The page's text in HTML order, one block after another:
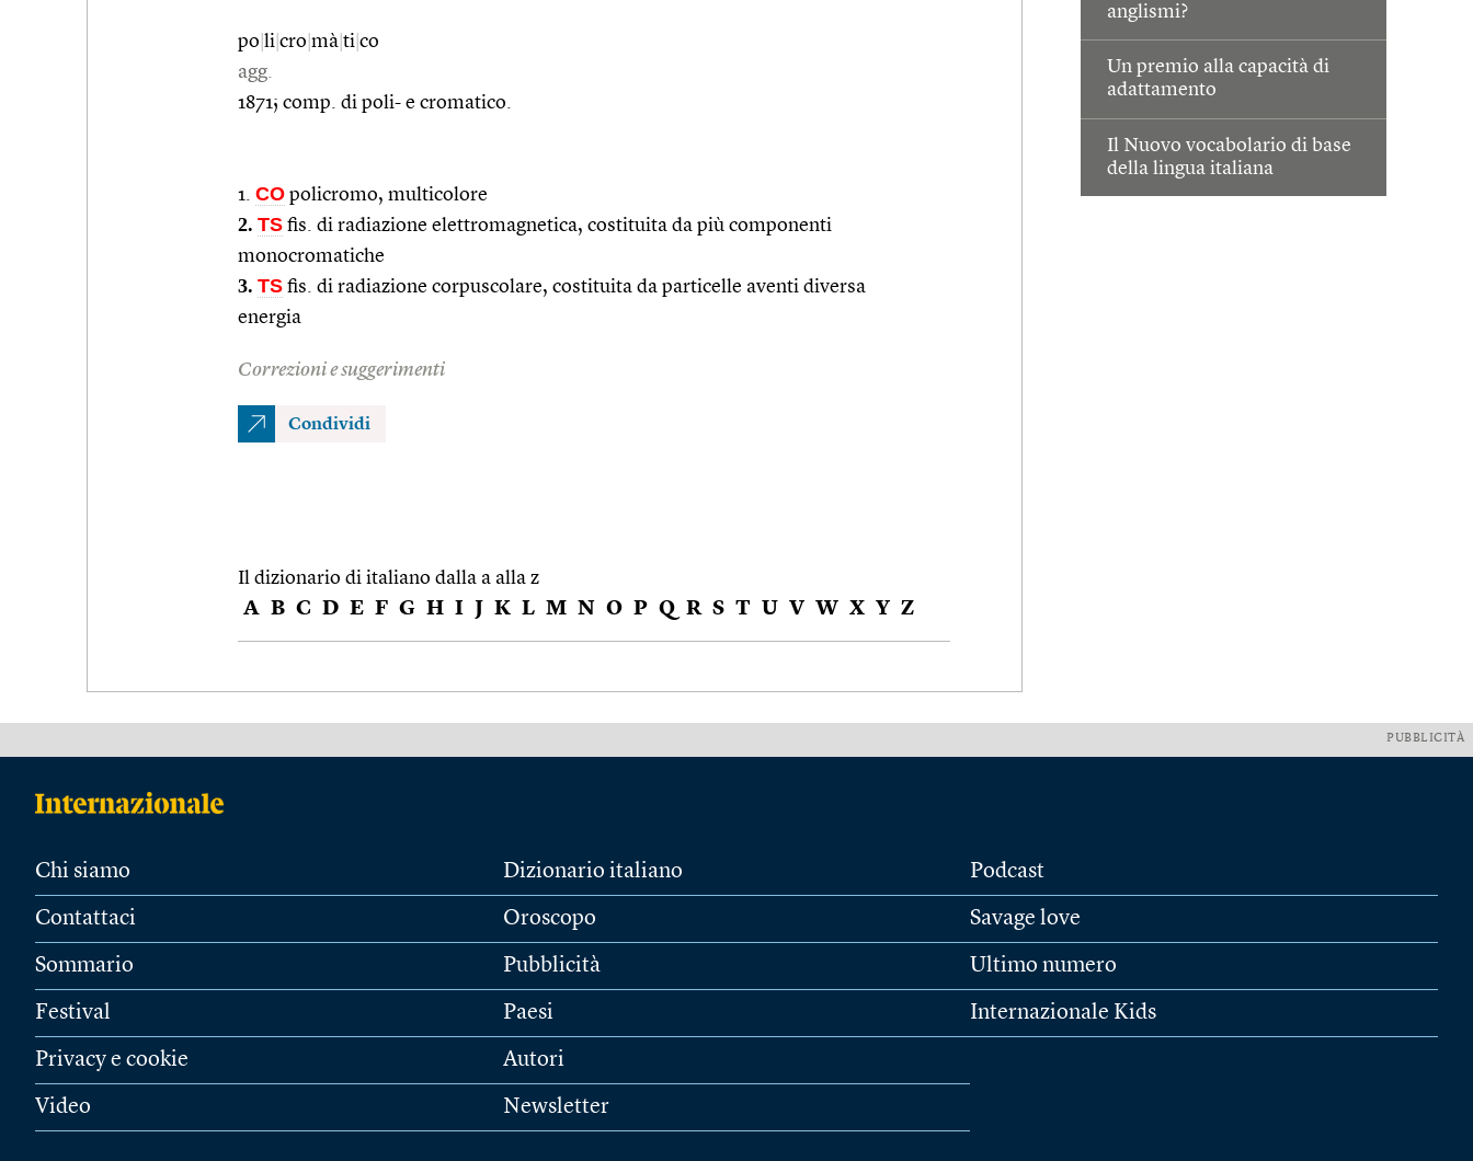
anglismi?
Un premio alla capacità di
adattamento
Il Nuovo vocabolario di base
della lingua italiana
po li cro mà ti co
agg.
1871; comp. di poli- e cromatico.
1. CO policromo, multicolore
2. TS fis. di radiazione elettromagnetica, costituita da più componenti
monocromatiche
3. TS fis. di radiazione corpuscolare, costituita da particelle aventi diversa
energia
Correzioni e suggerimenti
Condividi
Il dizionario di italiano dalla a alla z
A B C D E F G H I J K L M N O P Q R S T U V W X Y Z
PUBBLICITÀ
Chi siamo
Contattaci
Sommario
Festival
Privacy e cookie
Video
Dizionario italiano
Oroscopo
Pubblicità
Paesi
Autori
Newsletter
Podcast
Savage love
Ultimo numero
Internazionale Kids